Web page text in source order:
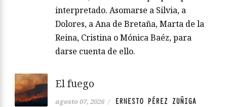
interpretado. Asomarse a Silvia, a
Dolores, a Ana de Bretaña, Marta de la
Reina, Cristina o Mónica Baéz, para
darse cuenta de ello.
El fuego
agosto 07, 2026 / ERNESTO PÉREZ ZUÑIGA